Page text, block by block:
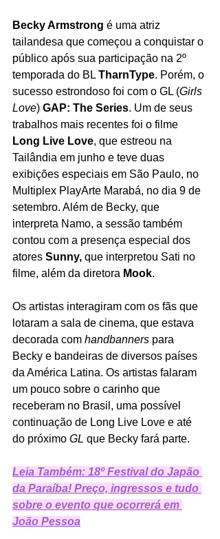
Becky Armstrong é uma atriz
tailandesa que começou a conquistar o
público após sua participação na 2º
temporada do BL TharnType. Porém, o
sucesso estrondoso foi com o GL (Girls
Love) GAP: The Series. Um de seus
trabalhos mais recentes foi o filme
Long Live Love, que estreou na
Tailândia em junho e teve duas
exibições especiais em São Paulo, no
Multiplex PlayArte Marabá, no dia 9 de
setembro. Além de Becky, que
interpreta Namo, a sessão também
contou com a presença especial dos
atores Sunny, que interpretou Sati no
filme, além da diretora Mook.
Os artistas interagiram com os fãs que
lotaram a sala de cinema, que estava
decorada com handbanners para
Becky e bandeiras de diversos países
da América Latina. Os artistas falaram
um pouco sobre o carinho que
receberam no Brasil, uma possível
continuação de Long Live Love e até
do próximo GL que Becky fará parte.
Leia Também: 18º Festival do Japão
da Paraíba! Preço, ingressos e tudo
sobre o evento que ocorrerá em
João Pessoa